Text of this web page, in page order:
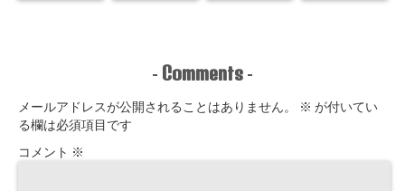
S115/A4を実測
- Comments -
メールアドレスが公開されることはありません。 ※ が付いてい
る欄は必須項目です
コメント ※